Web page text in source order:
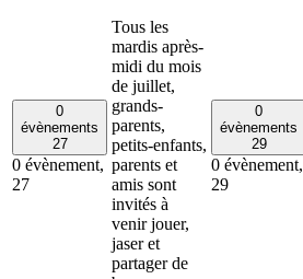
0
évènements
27
0 évènement,
27
Tous les
mardis après-
midi du mois
de juillet,
grands-
parents,
petits-enfants,
parents et
amis sont
invités à
venir jouer,
jaser et
partager de
0
évènements
29
0 évènement,
29